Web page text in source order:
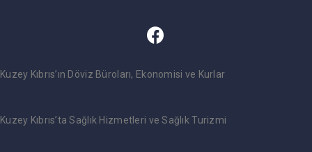
Kuzey Kıbrıs’ın Döviz Büroları, Ekonomisi ve Kurlar
Kuzey Kıbrıs’ta Sağlık Hizmetleri ve Sağlık Turizmi